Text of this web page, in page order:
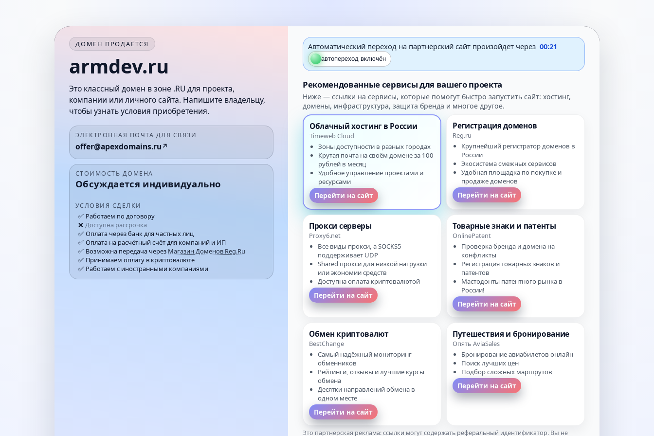
ДОМЕН ПРОДАЁТСЯ
armdev.ru
Это классный домен в зоне .RU для проекта,
компании или личного сайта. Напишите владельцу,
чтобы узнать условия приобретения.
ЭЛЕКТРОННАЯ ПОЧТА ДЛЯ СВЯЗИ
offer@apexdomains.ru
СТОИМОСТЬ ДОМЕНА
Обсуждается индивидуально
УСЛОВИЯ СДЕЛКИ
Работаем по договору
Доступна рассрочка
Оплата через банк для частных лиц
Оплата на расчётный счёт для компаний и ИП
Возможна передача через Магазин Доменов Reg.Ru
Принимаем оплату в криптовалюте
Работаем с иностранными компаниями
Автоматический переход на партнёрский сайт произойдёт через 00:21
автопереход включён
Рекомендованные сервисы для вашего проекта
Ниже — ссылки на сервисы, которые помогут быстро запустить сайт: хостинг,
домены, инфраструктура, защита бренда и многое другое.
Облачный хостинг в России
Timeweb Cloud
Зоны доступности в разных городах
Крутая почта на своём домене за 100
рублей в месяц
Удобное управление проектами и
ресурсами
Перейти на сайт
Регистрация доменов
Reg.ru
Крупнейший регистратор доменов в
России
Экосистема смежных сервисов
Удобная площадка по покупке и
продаже доменов
Перейти на сайт
Прокси серверы
Proxy6.net
Все виды прокси, а SOCKS5
поддерживает UDP
Shared прокси для низкой нагрузки
или экономии средств
Доступна оплата криптовалютой
Перейти на сайт
Товарные знаки и патенты
OnlinePatent
Проверка бренда и домена на
конфликты
Регистрация товарных знаков и
патентов
Мастодонты патентного рынка в
России!
Перейти на сайт
Обмен криптовалют
BestChange
Самый надёжный мониторинг
обменников
Рейтинги, отзывы и лучшие курсы
обмена
Десятки направлений обмена в
одном месте
Перейти на сайт
Путешествия и бронирование
Опять AviaSales
Бронирование авиабилетов онлайн
Поиск лучших цен
Подбор сложных маршрутов
Перейти на сайт
Это партнёрская реклама: ссылки могут содержать реферальный идентификатор. Вы не